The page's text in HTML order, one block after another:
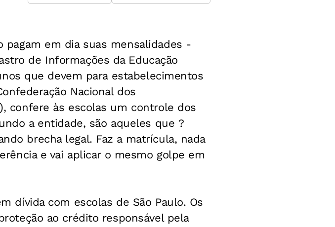
em dia suas mensalidades -
de Informações da Educação
que devem para estabelecimentos
Nacional dos
confere às escolas um controle dos
a entidade, são aqueles que ?
brecha legal. Faz a matrícula, nada
e vai aplicar o mesmo golpe em
dívida com escolas de São Paulo. Os
ao crédito responsável pela